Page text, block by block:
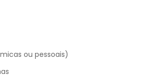
ou pessoais)